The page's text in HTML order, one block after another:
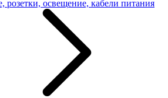
розетки, освещение, кабели питания